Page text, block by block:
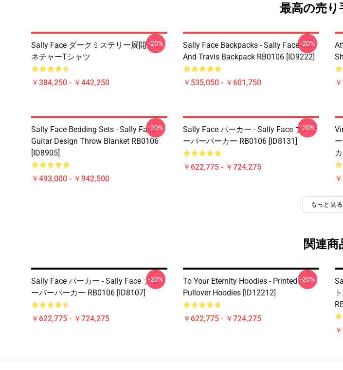
最高の売り
Sally Face ダークミステリー展開シグ
ネチャーTシャツ
￥384,250 - ￥442,250
-20%
Sally Face Backpacks - Sally Face Sal
And Travis Backpack RB0106 [ID9222]
￥535,050 - ￥601,750
-20%
Sally Face Bedding Sets - Sally Face
Guitar Design Throw Blanket RB0106
[ID8905]
￥493,000 - ￥942,500
-20%
Sally Face パーカー - Sally Face プルオ
ーバーパーカー RB0106 [ID8131]
￥622,775 - ￥724,275
-20%
もっと見る
関連商
Sally Face パーカー - Sally Face プルオ
ーバーパーカー RB0106 [ID8107]
￥622,775 - ￥724,275
-20%
To Your Eternity Hoodies - Printed
Pullover Hoodies [ID12212]
￥622,775 - ￥724,275
-20%